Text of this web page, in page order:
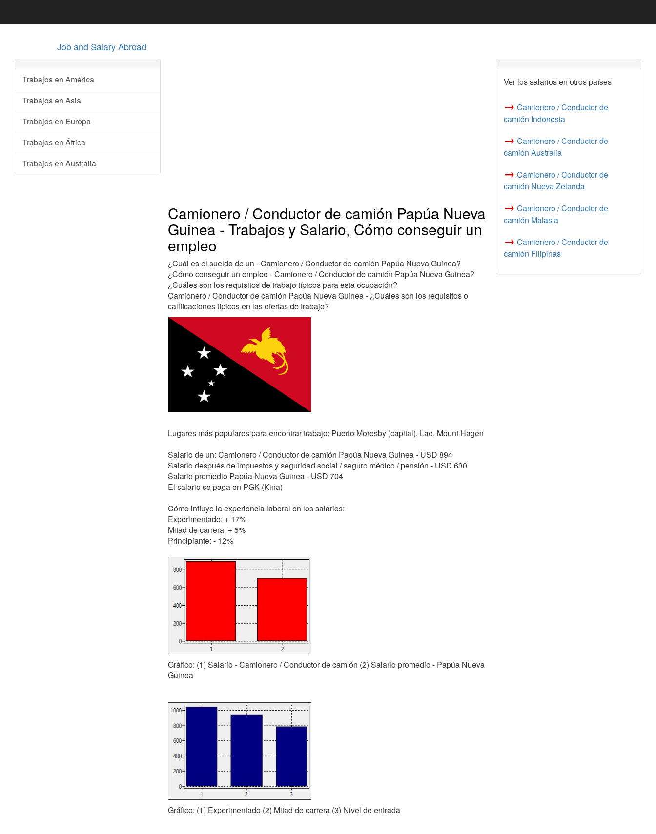
Job and Salary Abroad
Trabajos en América
Trabajos en Asia
Trabajos en Europa
Trabajos en África
Trabajos en Australia
Camionero / Conductor de camión Papúa Nueva
Guinea - Trabajos y Salario, Cómo conseguir un
empleo
¿Cuál es el sueldo de un - Camionero / Conductor de camión Papúa Nueva Guinea?
¿Cómo conseguir un empleo - Camionero / Conductor de camión Papúa Nueva Guinea?
¿Cuáles son los requisitos de trabajo típicos para esta ocupación?
Camionero / Conductor de camión Papúa Nueva Guinea - ¿Cuáles son los requisitos o
calificaciones típicos en las ofertas de trabajo?
Lugares más populares para encontrar trabajo: Puerto Moresby (capital), Lae, Mount Hagen
Salario de un: Camionero / Conductor de camión Papúa Nueva Guinea - USD 894
Salario después de impuestos y seguridad social / seguro médico / pensión - USD 630
Salario promedio Papúa Nueva Guinea - USD 704
El salario se paga en PGK (Kina)
Cómo influye la experiencia laboral en los salarios:
Experimentado: + 17%
Mitad de carrera: + 5%
Principiante: - 12%
Gráfico: (1) Salario - Camionero / Conductor de camión (2) Salario promedio - Papúa Nueva
Guinea
Gráfico: (1) Experimentado (2) Mitad de carrera (3) Nivel de entrada
Ver los salarios en otros países
→ Camionero / Conductor de
camión Indonesia
→ Camionero / Conductor de
camión Australia
→ Camionero / Conductor de
camión Nueva Zelanda
→ Camionero / Conductor de
camión Malasia
→ Camionero / Conductor de
camión Filipinas